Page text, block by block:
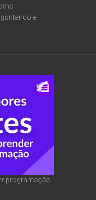
e
programação